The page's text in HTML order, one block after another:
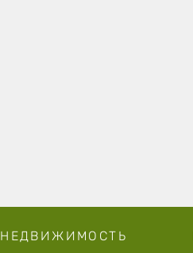
НЕДВИЖИМОСТЬ